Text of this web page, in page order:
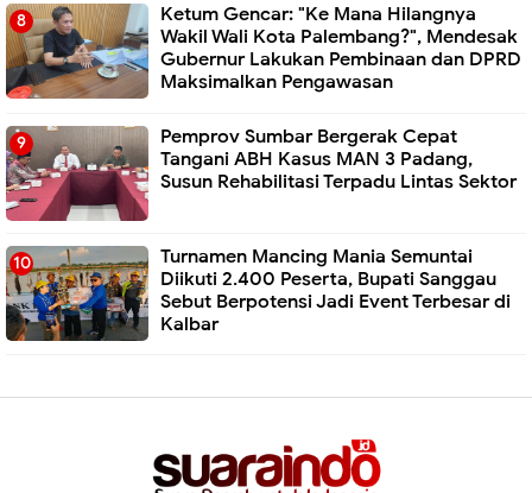
Ketum Gencar: "Ke Mana Hilangnya
Wakil Wali Kota Palembang?", Mendesak
Gubernur Lakukan Pembinaan dan DPRD
Maksimalkan Pengawasan
Pemprov Sumbar Bergerak Cepat
Tangani ABH Kasus MAN 3 Padang,
Susun Rehabilitasi Terpadu Lintas Sektor
Turnamen Mancing Mania Semuntai
Diikuti 2.400 Peserta, Bupati Sanggau
Sebut Berpotensi Jadi Event Terbesar di
Kalbar